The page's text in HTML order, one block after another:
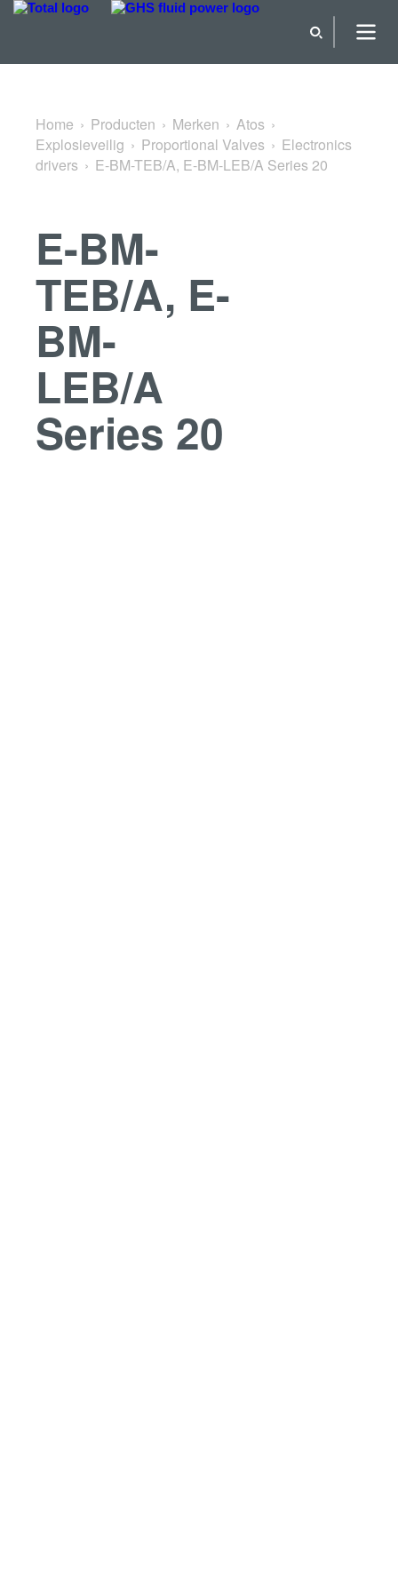
Terug naar Electronics drivers
Home Producten Merken
Atos
Explosieveilig
Proportional Valves
Electronics
drivers
E-BM-TEB/A, E-BM-LEB/A Series 20
E-BM-
TEB/A, E-
BM-
LEB/A
Series 20